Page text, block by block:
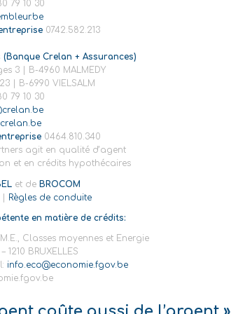
79 10 30
0742.582.213
Crelan + Assurances)
3 | B-4960 MALMEDY
| B-6990 VIELSALM
79 10 30
0464.810.340
agit en qualité d’agent
et en crédits hypothécaires
et de BROCOM
Règles de conduite
en matière de crédits:
Classes moyennes et Energie
BRUXELLES
info.eco@economie.fgov.be